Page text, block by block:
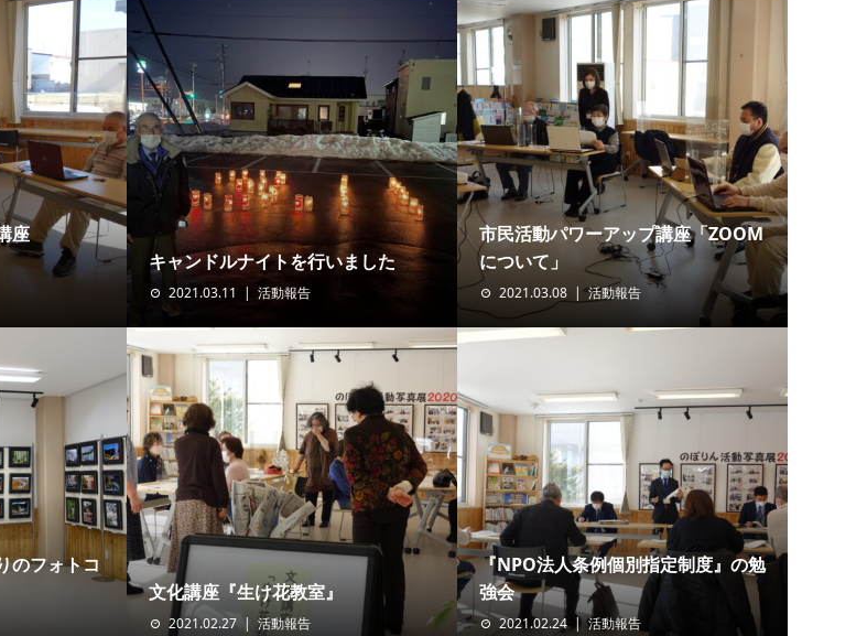
座
キャンドルナイトを行いました
2021.03.11 活動報告
市民活動パワーアップ講座「ZOOM
について」
2021.03.08 活動報告
のフォトコ
文化講座『生け花教室』
2021.02.27 活動報告
『NPO法人条例個別指定制度』の勉
強会
2021.02.24 活動報告